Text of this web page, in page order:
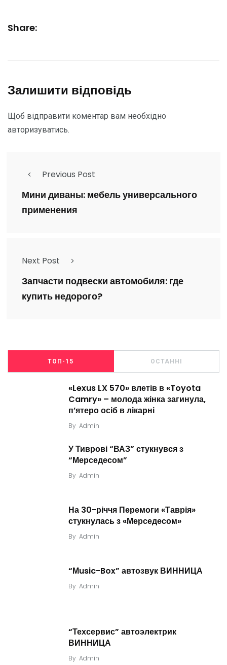
Share:
Залишити відповідь
Щоб відправити коментар вам необхідно
авторизуватись.
Previous Post
Мини диваны: мебель универсального
применения
Next Post
Запчасти подвески автомобиля: где
купить недорого?
ТОП-15 ОСТАННІ
«Lexus LX 570» влетів в «Toyota
Camry» – молода жінка загинула,
п’ятеро осіб в лікарні
By Admin
У Тиврові “ВАЗ” стукнувся з
“Мерседесом”
By Admin
На 30-річчя Перемоги «Таврія»
стукнулась з «Мерседесом»
By Admin
“Мusic-Box” автозвук ВИННИЦА
By Admin
“Техсервис” автоэлектрик
ВИННИЦА
By Admin